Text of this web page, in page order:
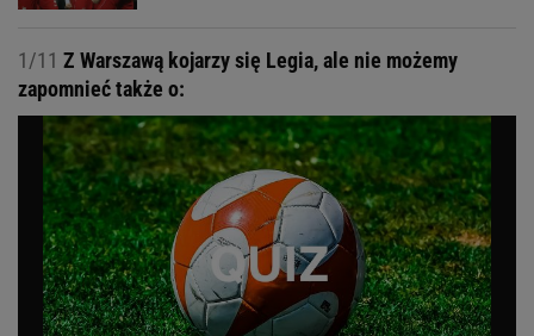
1/11 Z Warszawą kojarzy się Legia, ale nie możemy
zapomnieć także o: